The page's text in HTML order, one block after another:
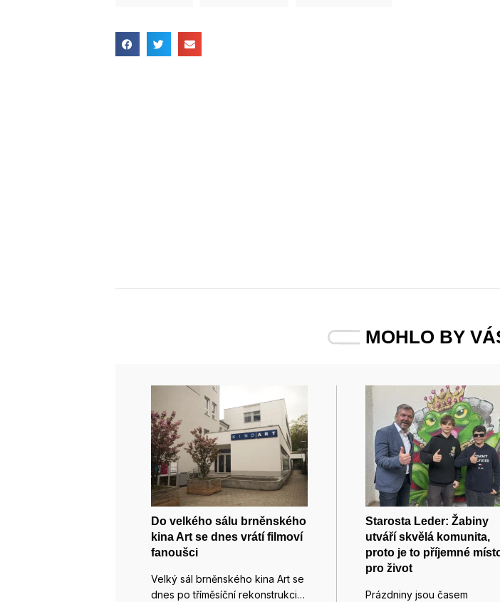
MOHLO BY
Do velkého sálu brněnského
kina Art se dnes vrátí filmoví
fanoušci
Velký sál brněnského kina Art se
dnes po tříměsíční rekonstrukci…
Starosta Leder: Žabiny
utváří skvělá komunita,
proto je to příjemné
pro život
Prázdniny jsou časem